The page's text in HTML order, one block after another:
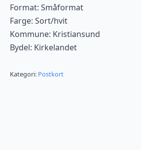
Format: Småformat
Farge: Sort/hvit
Kommune: Kristiansund
Bydel: Kirkelandet
Kategori: Postkort